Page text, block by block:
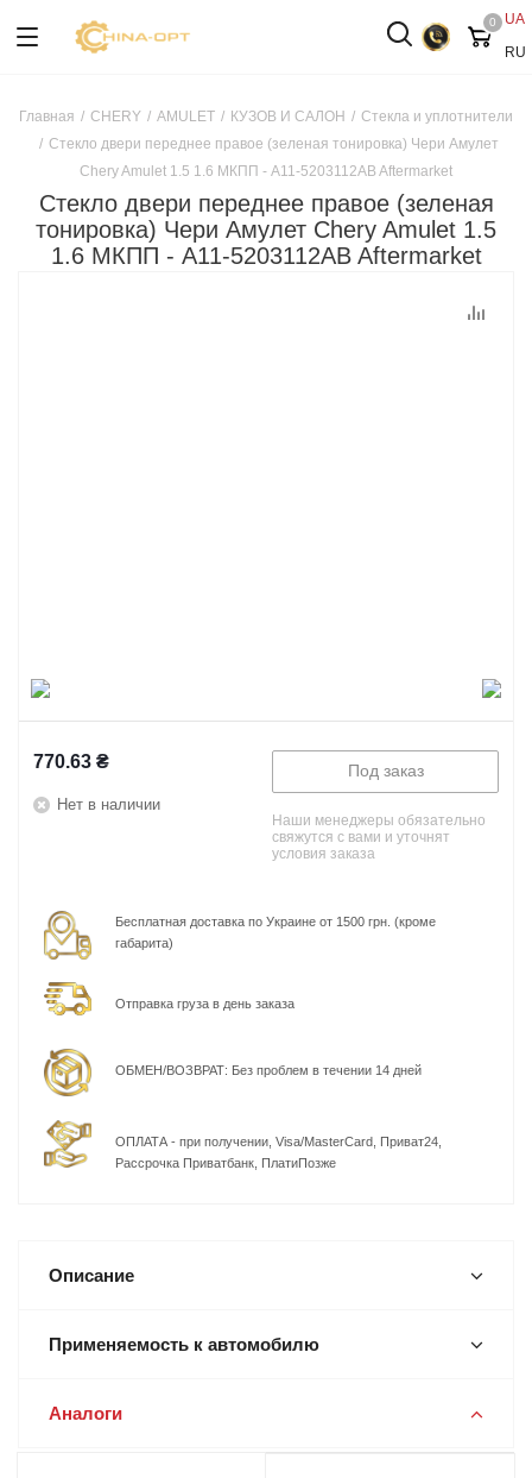
UA
RU
0
Главная / CHERY / AMULET / КУЗОВ И САЛОН / Стекла и уплотнители
/ Стекло двери переднее правое (зеленая тонировка) Чери Амулет
Chery Amulet 1.5 1.6 МКПП - A11-5203112AB Aftermarket
Стекло двери переднее правое (зеленая
тонировка) Чери Амулет Chery Amulet 1.5
1.6 МКПП - A11-5203112AB Aftermarket
770.63 ₴
Нет в наличии
Под заказ
Наши менеджеры обязательно
свяжутся с вами и уточнят
условия заказа
Бесплатная доставка по Украине от 1500 грн. (кроме
габарита)
Отправка груза в день заказа
ОБМЕН/ВОЗВРАТ: Без проблем в течении 14 дней
ОПЛАТА - при получении, Visa/MasterCard, Приват24,
Рассрочка Приватбанк, ПлатиПозже
Описание
Применяемость к автомобилю
Аналоги